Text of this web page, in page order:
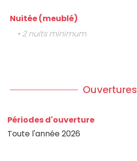
Nuitée (meublé)
• 2 nuits minimum
Ouvertures
Périodes d'ouverture
Toute l'année 2026